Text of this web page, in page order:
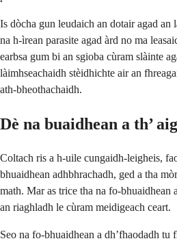
Is dòcha gun leudaich an dotair agad an
na h-ìrean parasite agad àrd no ma
earbsa gum bi an sgioba cùram slàinte
làimhseachaidh stèidhichte air an
ath-bheothachaidh.
Dè na buaidhean a th’
Coltach ris a h-uile cungaidh-leigheis,
bhuaidhean adhbhrachadh, ged a tha
math. Mar as trice tha na fo-bhuaidhean
an riaghladh le cùram meidigeach ceart.
Seo na fo-bhuaidhean a dh’fhaodadh tu